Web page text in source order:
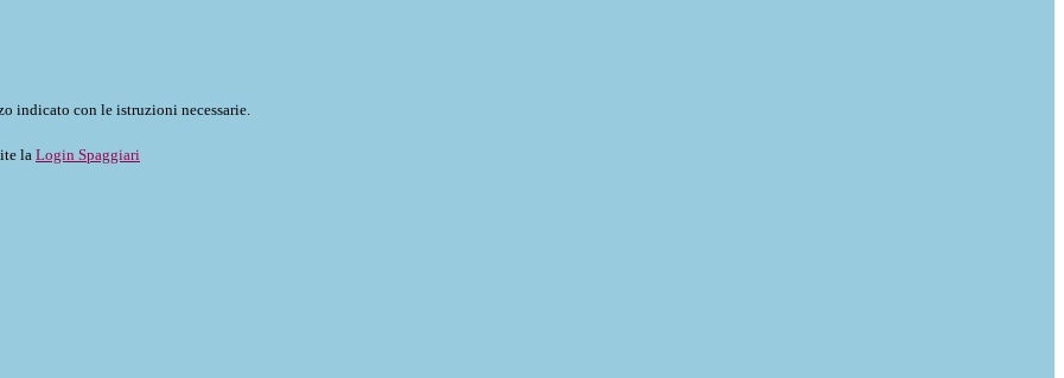
indicato con le istruzioni necessarie.
la Login Spaggiari